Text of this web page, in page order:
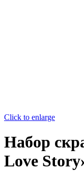
Click to enlarge
Набор
Love